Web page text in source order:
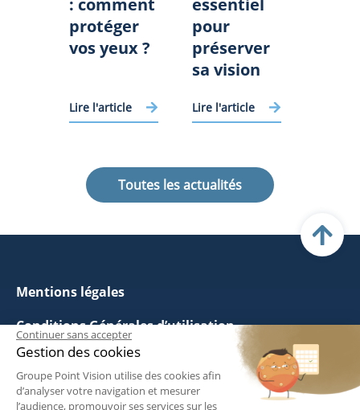
: comment
protéger
vos yeux ?
Lire l'article
essentiel
pour
préserver
sa vision
Lire l'article
Toutes les actualités
Mentions légales
Conditions Générales d’utilisation
Politique de Gestion des Cookies
Politique de Confidentialité
Continuer sans accepter
Gestion des cookies
Groupe Point Vision utilise des cookies afin
d’analyser votre navigation et mesurer
l’audience, promouvoir ses services sur les